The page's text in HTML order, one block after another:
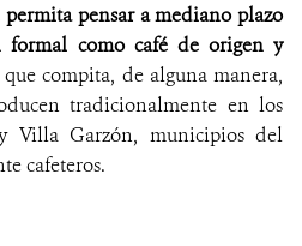
permita pensar a mediano plazo
formal como café de origen y
que compita, de alguna manera,
tradicionalmente en los
Villa Garzón, municipios del
cafeteros.